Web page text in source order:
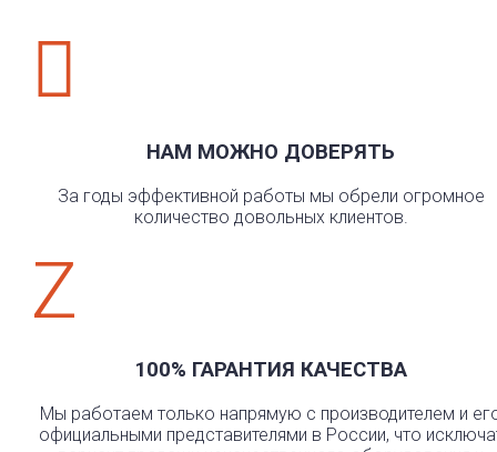

НАМ МОЖНО ДОВЕРЯТЬ
За годы эффективной работы мы обрели огромное
количество довольных клиентов.
Z
100% ГАРАНТИЯ КАЧЕСТВА
Мы работаем только напрямую с производителем и
официальными представителями в России, что